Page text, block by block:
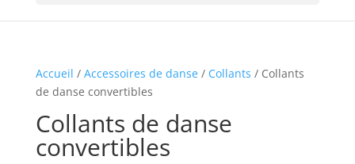
Accueil / Accessoires de danse/ Collants / Collants
de danse convertibles
Collants de danse
convertibles